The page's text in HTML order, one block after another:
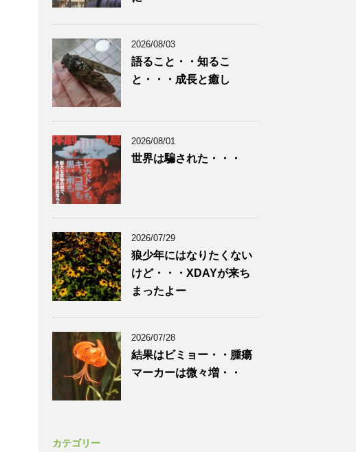
2026/08/03
語ること・・知るこ
と・・・成長と癒し
2026/08/01
世界は騙された・・・
2026/07/29
狼少年にはなりたくない
けど・・・XDAYが来ち
まったよー
2026/07/28
結果はビミョー・・腫瘍
マーカーは微々増・・
カテゴリー